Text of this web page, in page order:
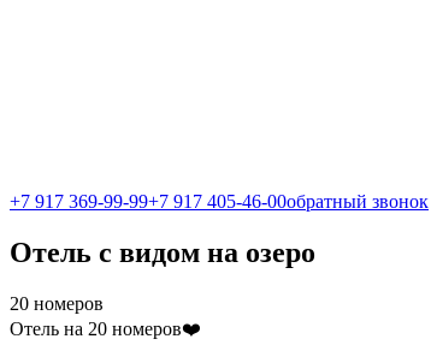
+7 917 369-99-99‎+7 917 405-46-00обратный звонок
Отель с видом на озеро
20 номеров
Отель на 20 номеров❤️